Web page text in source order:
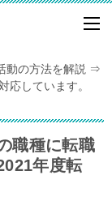
動の方法を解説 ⇒
応しています。
職種に転職
年度転